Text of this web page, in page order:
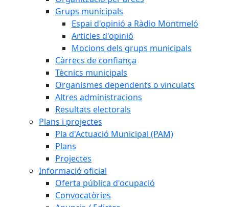
Grups municipals
Espai d'opinió a Ràdio Montmeló
Articles d'opinió
Mocions dels grups municipals
Càrrecs de confiança
Tècnics municipals
Organismes dependents o vinculats
Altres administracions
Resultats electorals
Plans i projectes
Pla d'Actuació Municipal (PAM)
Plans
Projectes
Informació oficial
Oferta pública d'ocupació
Convocatòries